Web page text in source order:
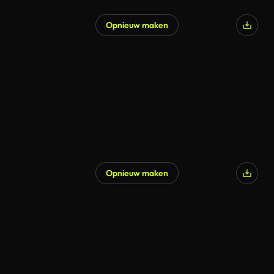
Opnieuw maken
Opnieuw maken